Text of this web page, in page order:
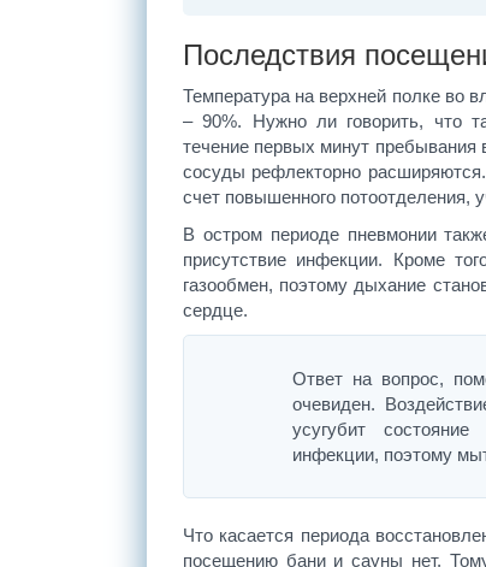
Последствия
Температура на верхней полке во
– 90%. Нужно ли говорить, что
течение первых минут пребывания
сосуды рефлекторно
счет повышенного потоотделения,
В остром периоде пневмонии
присутствие инфекции. Кроме
газообмен, поэтому дыхание
сердце.
Ответ на вопрос,
очевиден.
усугубит
инфекции, поэтому
Что касается периода
посещению бани и сауны нет.